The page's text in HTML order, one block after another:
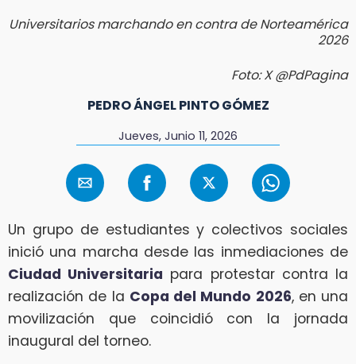
Universitarios marchando en contra de Norteamérica
2026
Foto: X @PdPagina
PEDRO ÁNGEL PINTO GÓMEZ
Jueves, Junio 11, 2026
Un grupo de estudiantes y colectivos sociales
inició una marcha desde las inmediaciones de
Ciudad Universitaria para protestar contra la
realización de la Copa del Mundo 2026, en una
movilización que coincidió con la jornada
inaugural del torneo.